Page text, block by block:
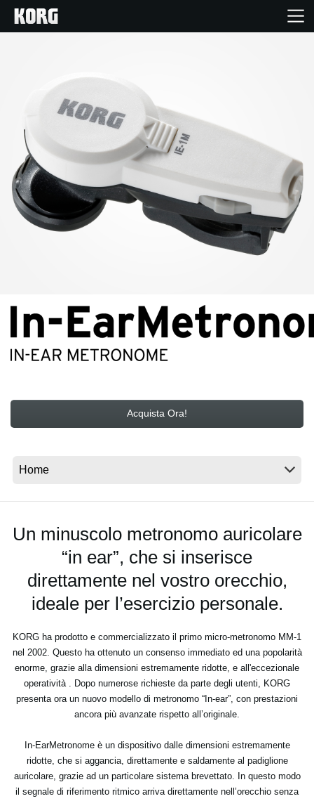
Prodotti
Contenuti
Eventi
Supporto tecnico
News
Paesi
A proposito di Korg
Acquista Ora!
Un minuscolo metronomo auricolare
“in ear”, che si inserisce
direttamente nel vostro orecchio,
ideale per l’esercizio personale.
KORG ha prodotto e commercializzato il primo micro-metronomo MM-1
nel 2002. Questo ha ottenuto un consenso immediato ed una popolarità
enorme, grazie alla dimensioni estremamente ridotte, e all'eccezionale
operatività . Dopo numerose richieste da parte degli utenti, KORG
presenta ora un nuovo modello di metronomo “In-ear”, con prestazioni
ancora più avanzate rispetto all’originale.
In-EarMetronomeè un dispositivo dalle dimensioni estremamente
ridotte, che si aggancia, direttamente e saldamente al padiglione
auricolare, grazie ad un particolare sistema brevettato. In questo modo
il segnale di riferimento ritmico arriva direttamente nell’orecchio senza